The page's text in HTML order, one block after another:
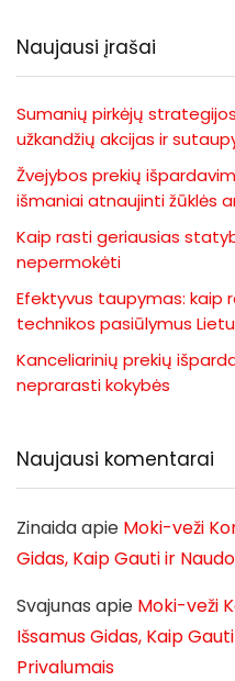
Naujausi įrašai
Sumanių pirkėjų
užkandžių akcijas ir
Žvejybos prekių
išmaniai atnaujinti žūklės
Kaip rasti geriausias
nepermokėti
Efektyvus taupymas: kaip
technikos pasiūlymus
Kanceliarinių prekių
neprarasti kokybės
Naujausi komentarai
Zinaidaapie Moki-veži
Gidas, Kaip Gauti ir
Svajunas apie Moki-veži
Išsamus Gidas, Kaip
Privalumais